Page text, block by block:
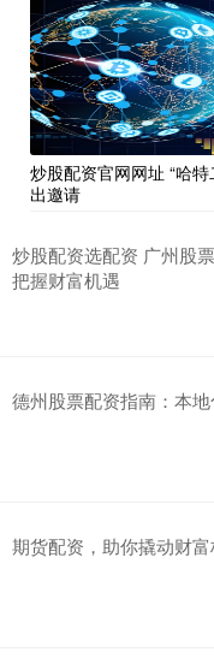
炒股配资官网网址 “哈
出邀请
炒股配资选配资 广州股
把握财富机遇
德州股票配资指南：本
期货配资，助你撬动财